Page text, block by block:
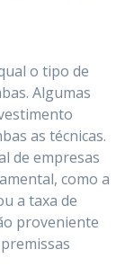
o tipo de
Algumas
as técnicas.
de empresas
como a
a taxa de
proveniente